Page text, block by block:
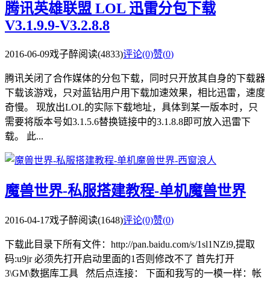
腾讯英雄联盟 LOL 迅雷分包下载
V3.1.9.9-V3.2.8.8
2016-06-09戏子醉阅读(4833)评论(0)赞(0)
腾讯关闭了合作媒体的分包下载，同时只开放其自身的下载器
下载该游戏，只对蓝钻用户用下载加速效果，相比迅雷，速度
奇慢。 现放出LOL的实际下载地址，具体到某一版本时，只
需要将版本号如3.1.5.6替换链接中的3.1.8.8即可放入迅雷下
载。 此...
魔兽世界-私服搭建教程-单机魔兽世界
2016-04-17戏子醉阅读(1648)评论(0)赞(0)
下载此目录下所有文件：http://pan.baidu.com/s/1sl1NZi9,提取
码:u9jr 必须先打开启动里面的1否则修改不了 首先打开
3\GM\数据库工具 然后点连接： 下面和我写的一模一样：帐